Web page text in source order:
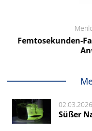
Femtosekunden-
Süßer